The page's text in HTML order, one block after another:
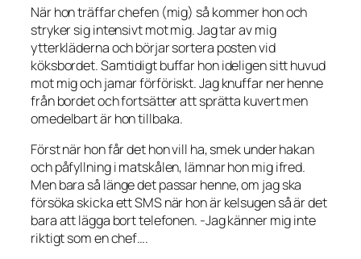
När hon träffar chefen (mig) så kommer hon och
stryker sig intensivt mot mig. Jag tar av mig
ytterkläderna och börjar sortera posten vid
köksbordet. Samtidigt buffar hon ideligen sitt huvud
mot mig och jamar förföriskt. Jag knuffar ner henne
från bordet och fortsätter att sprätta kuvert men
omedelbart är hon tillbaka.
Först när hon får det hon vill ha, smek under hakan
och påfyllning i matskålen, lämnar hon mig ifred.
Men bara så länge det passar henne, om jag ska
försöka skicka ett SMS när hon är kelsugen så är det
bara att lägga bort telefonen. -Jag känner mig inte
riktigt som en chef….